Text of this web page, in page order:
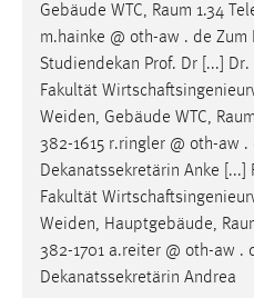
Gebäude WTC, Raum 1.34
m.hainke @ oth-aw . de Zum
Studiendekan Prof. Dr [...] Dr.
Fakultät
Weiden, Gebäude WTC, Raum
382-1615 r.ringler @ oth-aw
Dekanatssekretärin Anke [...]
Fakultät
Weiden, Hauptgebäude,
382-1701 a.reiter @ oth-aw .
Dekanatssekretärin Andrea